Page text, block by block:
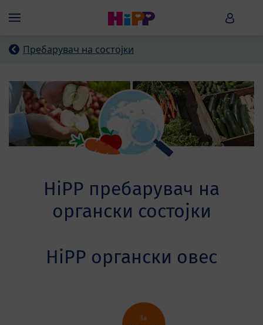
Menü HiPP
Пребарувач на состојки
HiPP пребарувач на
органски состојки
HiPP органски овес